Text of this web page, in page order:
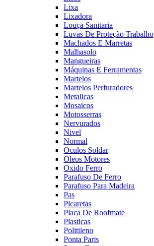
Lixa
Lixadora
Louça Sanitaria
Luvas De Proteção Trabalho
Machados E Marretas
Malhasolo
Mangueiras
Máquinas E Ferramentas
Martelos
Martelos Perfuradores
Metalicas
Mosaicos
Motosserras
Nervurados
Nivel
Normal
Oculos Soldar
Oleos Motores
Oxido Ferro
Parafuso De Ferro
Parafuso Para Madeira
Pas
Picaretas
Placa De Roofmate
Plasticas
Politileno
Ponta Paris